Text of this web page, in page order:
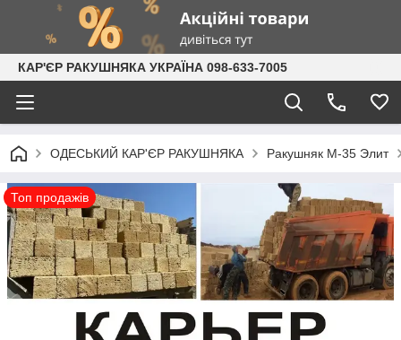
КАР'ЄР РАКУШНЯКА УКРАЇНА 098-633-7005
ОДЕСЬКИЙ КАР'ЄР РАКУШНЯКА Ракушняк М-35 Элит
Топ продажів